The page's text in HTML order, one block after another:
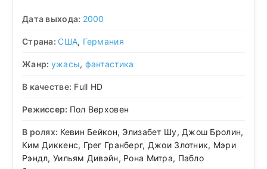
Дата выхода: 2000
Страна:США, Германия
Жанр: ужасы, фантастика
В качестве: Full HD
Режиссер: Пол Верховен
В ролях: Кевин Бейкон, Элизабет Шу, Джош Бролин,
Ким Диккенс, Грег Гранберг, Джои Злотник, Мэри
Рэндл, Уильям Дивэйн, Рона Митра, Пабло